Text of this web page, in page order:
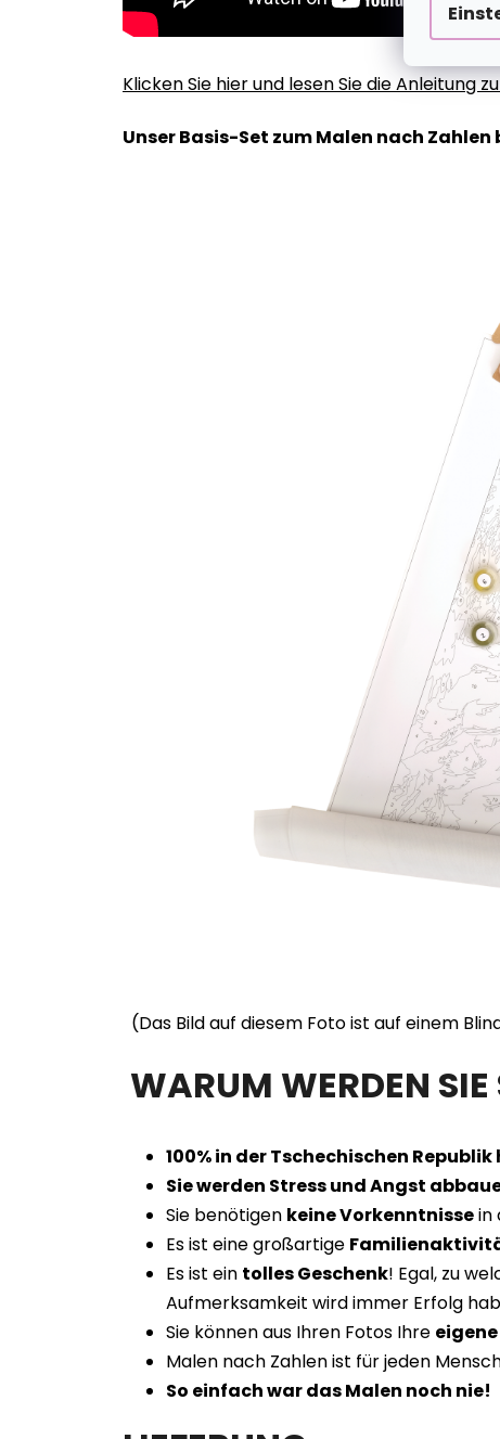
Klicken Sie hier und lesen Sie die Anleitung
Unser Basis-Set zum Malen nach
(Das Bild auf diesem Foto ist auf einem
WARUM WERDEN
100% in der Tschechischen
Sie werden Stress und Angst
Sie benötigen keine Vorkenntnissein
Es ist eine großartige
Es ist ein tolles Geschenk! Egal, zu
Aufmerksamkeit wird immer Erfolg
Sie können aus Ihren Fotos Ihre
Malen nach Zahlen ist für jeden
So einfach war das Malen noch nie!